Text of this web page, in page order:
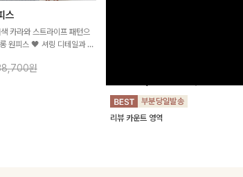
스
카라와 스트라이프 패턴으
원피스 🖤 셔링 디테일과 쫀
원
리뷰 카운트 영역